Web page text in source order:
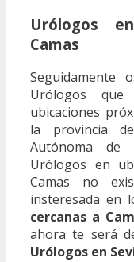
Urólogos
Camas
Seguidamente
Urólogos
ubicaciones
la provincia
Autónoma de
Urólogos en
Camas no
insteresada en
cercanas a
ahora te será
Urólogos en